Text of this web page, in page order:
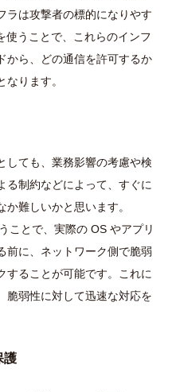
ラは攻撃者の標的になりやす
使うことで、これらのインフ
から、どの通信を許可するか
ります。
しても、業務影響の考慮や検
る制約などによって、すぐに
難しいかと思います。
ことで、実際の OS やアプリ
前に、ネットワーク側で脆弱
することが可能です。これに
脆弱性に対して迅速な対応を
護